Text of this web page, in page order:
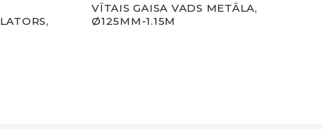
VĪTAIS GAISA VADS METĀLA,
Ø125MM-1.15M